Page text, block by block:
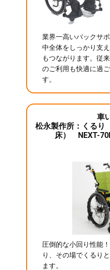
業界一高いバックサ
中全体をしっかり支
もつながります。従
のご利用も快適に過
す。
車
松永製作所：くる
床） NEXT-
圧倒的な小回り性能
り、その場でくるり
ます。